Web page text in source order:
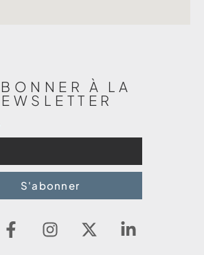
À LA
S'abonner